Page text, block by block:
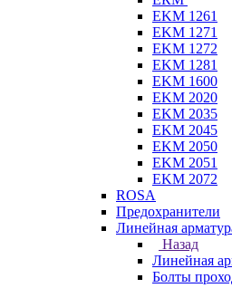
EKM 1261
EKM 1271
EKM 1272
EKM 1281
EKM 1600
EKM 2020
EKM 2035
EKM 2045
EKM 2050
EKM 2051
EKM 2072
ROSA
Предохранители
Линейная
Назад
Линейная
Болты